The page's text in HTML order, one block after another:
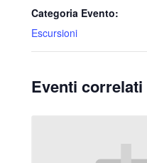
Categoria Evento:
Escursioni
Eventi correlati